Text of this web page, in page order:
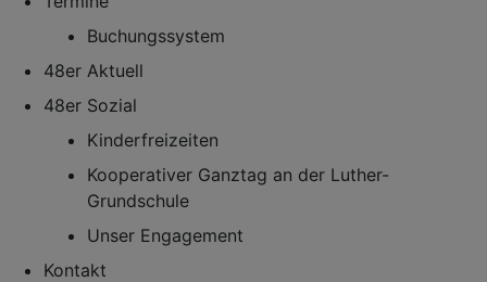
Buchungssystem
48er Aktuell
48er Sozial
Kinderfreizeiten
Kooperativer Ganztag an der Luther-
Grundschule
Unser Engagement
Kontakt